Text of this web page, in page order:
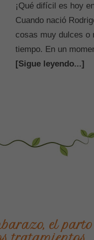
¡Qué difícil es hoy
Cuando nació
cosas muy dulces o
tiempo. En un
[Sigue leyendo...]
el